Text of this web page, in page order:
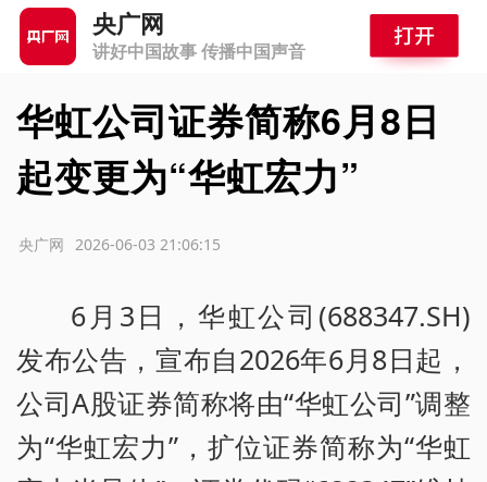
央广网
讲好中国故事 传播中国声音
华虹公司证券简称6月8日
起变更为“华虹宏力”
2026-06-03 21:06:15
央广网
6月3日，华虹公司(688347.SH)
发布公告，宣布自2026年6月8日起，
公司A股证券简称将由“华虹公司”调整
为“华虹宏力”，扩位证券简称为“华虹